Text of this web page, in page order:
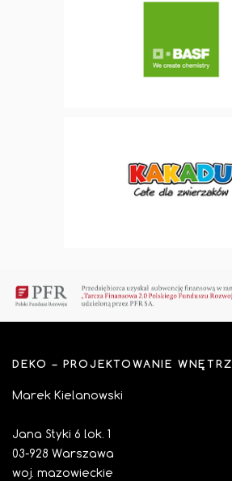
DEKO – PROJEKTOWANIE WNĘTRZ
Marek Kielanowski
Jana Styki 6 lok. 1
03-928 Warszawa
woj. mazowieckie